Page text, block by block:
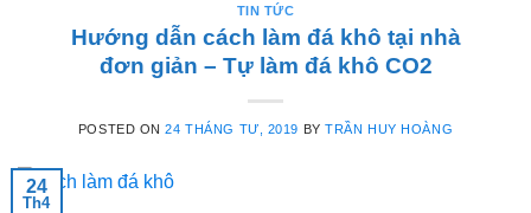
TIN TỨC
Hướng dẫn cách làm đá khô tại nhà
đơn giản – Tự làm đá khô CO2
POSTED ON24 THÁNG TƯ, 2019 BYTRẦN HUY HOÀNG
24
Th4